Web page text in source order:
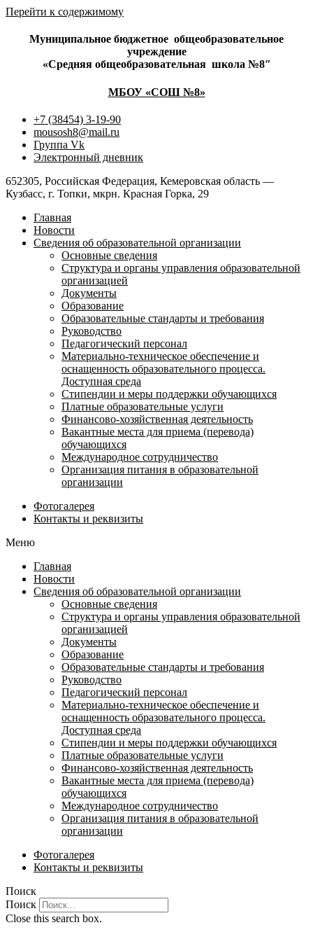
Перейти к содержимому
Муниципальное бюджетное общеобразовательное
учреждение
«Средняя общеобразовательная школа №8″
МБОУ «СОШ №8»
+7 (38454) 3-19-90
mousosh8@mail.ru
Группа Vk
Электронный дневник
652305, Российская Федерация, Кемеровская область —
Кузбасс, г. Топки, мкрн. Красная Горка, 29
Главная
Новости
Сведения об образовательной организации
Основные сведения
Структура и органы управления образовательной
организацией
Документы
Образование
Образовательные стандарты и требования
Руководство
Педагогический персонал
Материально-техническое обеспечение и
оснащенность образовательного процесса.
Доступная среда
Стипендии и меры поддержки обучающихся
Платные образовательные услуги
Финансово-хозяйственная деятельность
Вакантные места для приема (перевода)
обучающихся
Международное сотрудничество
Организация питания в образовательной
организации
Фотогалерея
Контакты и реквизиты
Меню
Главная
Новости
Сведения об образовательной организации
Основные сведения
Структура и органы управления образовательной
организацией
Документы
Образование
Образовательные стандарты и требования
Руководство
Педагогический персонал
Материально-техническое обеспечение и
оснащенность образовательного процесса.
Доступная среда
Стипендии и меры поддержки обучающихся
Платные образовательные услуги
Финансово-хозяйственная деятельность
Вакантные места для приема (перевода)
обучающихся
Международное сотрудничество
Организация питания в образовательной
организации
Фотогалерея
Контакты и реквизиты
Поиск
Поиск
Close this search box.